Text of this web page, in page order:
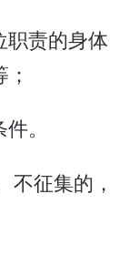
职责的身体
。
不征集的，